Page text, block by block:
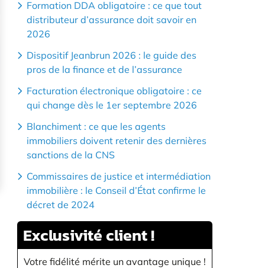
Formation DDA obligatoire : ce que tout
distributeur d’assurance doit savoir en
2026
Dispositif Jeanbrun 2026 : le guide des
pros de la finance et de l’assurance
Facturation électronique obligatoire : ce
qui change dès le 1er septembre 2026
Blanchiment : ce que les agents
immobiliers doivent retenir des dernières
sanctions de la CNS
Commissaires de justice et intermédiation
immobilière : le Conseil d’État confirme le
décret de 2024
Exclusivitéclient !
Votre fidélité mérite un avantage unique !